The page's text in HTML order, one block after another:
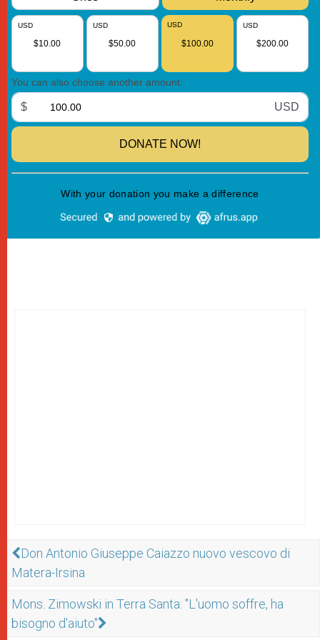
Don Antonio Giuseppe Caiazzo nuovo vescovo di
Matera-Irsina
Mons. Zimowski in Terra Santa: "L'uomo soffre, ha
bisogno d'aiuto"